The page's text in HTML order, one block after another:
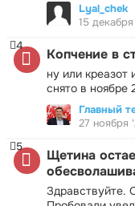
Lyal_chek
15
Копчение в
ну или
снято в ноябре
4
Главный
27 ноября
Щетина
Здравствуйте.
5